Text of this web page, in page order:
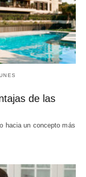
de las
hacia un concepto más